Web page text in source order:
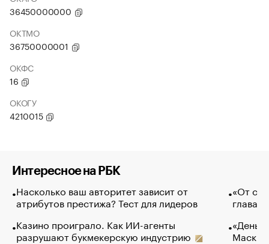
36450000000
ОКТМО
36750000001
ОКФС
16
ОКОГУ
4210015
Интересное на РБК
Насколько ваш авторитет зависит от
атрибутов престижа? Тест для лидеров
Казино проиграло. Как ИИ-агенты
разрушают букмекерскую индустрию
«От
глава
Маск в